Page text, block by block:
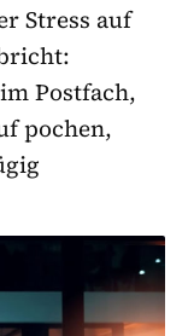
Stress auf
Postfach,
pochen,